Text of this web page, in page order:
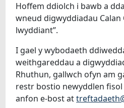
Hoffem ddiolch i bawb a
wneud digwyddiadau Calan
lwyddiant”.
I gael y wybodaeth
weithgareddau a
Rhuthun, gallwch ofyn am
restr bostio newyddlen
anfon e-bost at